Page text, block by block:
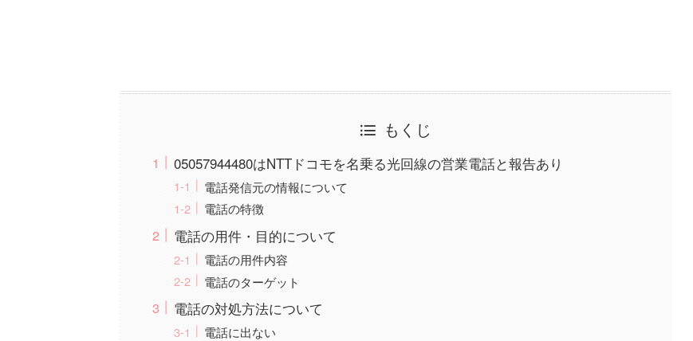
もくじ
05057944480はNTTドコモを名乗る光回線の営業電話と報告あり
電話発信元の情報について
電話の特徴
電話の用件・目的について
電話の用件内容
電話のターゲット
電話の対処方法について
電話に出ない